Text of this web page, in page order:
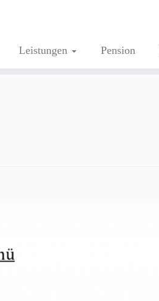
Leistungen Pension